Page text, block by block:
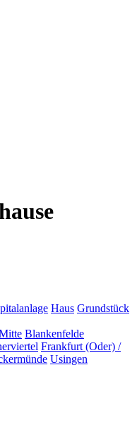
Haus Grundstück
Blankenfelde
Frankfurt (Oder) /
Usingen